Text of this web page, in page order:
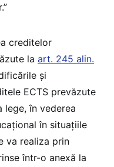
creditelor
la art. 245 alin.
și
ECTS prevăzute
lege, în vederea
în situațiile
va realiza prin
într-o anexă la